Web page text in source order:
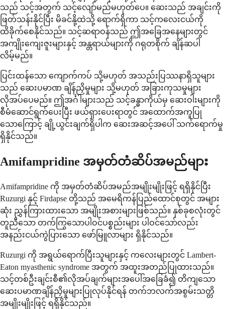
သည် သင့်အတွက် သင့်လျော်မည်မဟုတ်ပေ။ ဆေးသည် အချင်းကို
ဖြတ်သန်းနိုင်ပြီး မိခင်နို့ထဲသို့ ရောက်ရှိကာ သင့်ကလေးငယ်ကို
ထိခိုက်စေနိုင်သည်။ သင့်ဆရာဝန်သည် ဤအခြေအနေများတွင်
အကျိုးကျေးဇူးများနှင့် အန္တရာယ်များကို ဂရုတစိုက် ချိန်ဆပါ
လိမ့်မည်။
ပြင်းထန်သော ကျောက်ကပ် သို့မဟုတ် အသည်းပြဿနာရှိသူများ
သည် ဆေးပမာဏ ချိန်ညှိမှုများ သို့မဟုတ် အခြားကုသမှုများ
လိုအပ်ပေမည်။ ဤအင်္ဂါများသည် သင့်ခန္ဓာကိုယ်မှ ဆေးဝါးများကို
စီမံဆောင်ရွက်ပေးပြီး ဖယ်ရှားပေးရာတွင် အထောက်အကူပြု
သောကြောင့် ချို့ယွင်းချက်ရှိပါက ဆေးအဆင့်အပေါ် သက်ရောက်မှု
ရှိနိုင်သည်။
Amifampridine အမှတ်တံဆိပ်အမည်များ
Amifampridine ကို အမှတ်တံဆိပ်အမည်အမျိုးမျိုးဖြင့် ရရှိနိုင်ပြီး
Ruzurgi နှင့် Firdapse တို့သည် အမေရိကန်ပြည်ထောင်စုတွင် အများ
ဆုံး ညွှန်ကြားထားသော အမျိုးအစားများဖြစ်သည်။ နှစ်ခုစလုံးတွင်
တူညီသော တက်ကြွသောပါဝင်ပစ္စည်းများ ပါဝင်သော်လည်း
အနည်းငယ်ကွဲပြားသော ဖော်မြူလာများ ရှိနိုင်သည်။
Ruzurgi ကို အရွယ်ရောက်ပြီးသူများနှင့် ကလေးများတွင် Lambert-
Eaton myasthenic syndrome အတွက် အထူးအတည်ပြုထားသည်။
သင့်တစ်ဦးချင်းစီ၏လိုအပ်ချက်များအပေါ်အခြေခံ၍ တိကျသော
ဆေးပမာဏချိန်ညှိမှုများပြုလုပ်နိုင်ရန် တက်ဘလက်အစွမ်းသတ္တိ
အမျိုးမျိုးဖြင့် ရရှိနိုင်သည်။